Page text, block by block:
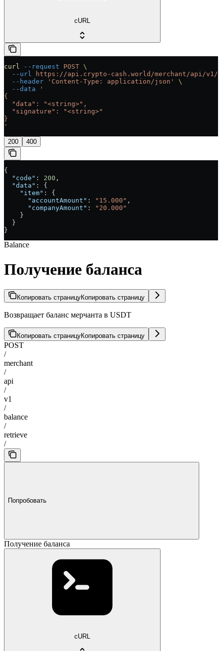
cURL
curl --request POST \
  --url
https://api.crypto-cash.world/merchant/api/v1/
  --header
'Content-Type: application/json'
\
  --data
'
{
  "data": "<string>",
  "signature": "<string>"
}
'
200 400
{
  "code"
: 200 ,
  "data"
: {
    "item"
: {
      "accountAmount"
: "15.000" ,
      "companyAmount"
:
"20.000"
    }
  }
}
Balance
Получение баланса
Копировать страницуКопировать страницу
Возвращает баланс мерчанта в USDT
Копировать страницуКопировать страницу
POST
/
merchant
/
api
/
v1
/
balance
/
retrieve
/
Попробовать
Получение баланса
cURL